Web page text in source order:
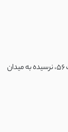
گرگان، بلوار ناهارخوران، بالاتر از عدالت ۵۶، نرسیده به میدان